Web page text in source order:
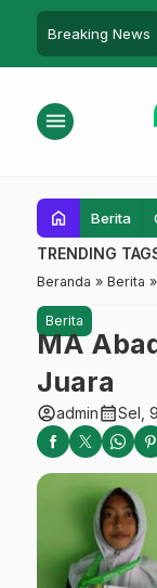
Breaking News
menu
home Berita
TRENDING
Beranda » Berita »
Berita
MA
Juara
account_circleadmincalendar_monthSel,